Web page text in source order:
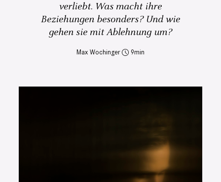
verliebt. Was macht ihre
Beziehungen besonders? Und wie
gehen sie mit Ablehnung um?
Max Wochinger 9